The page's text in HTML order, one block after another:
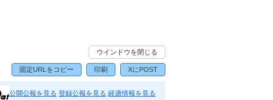
ウインドウを閉じる
固定URLをコピー 印刷 XにPOST
公開公報を見る 登録公報を見る 経過情報を見る